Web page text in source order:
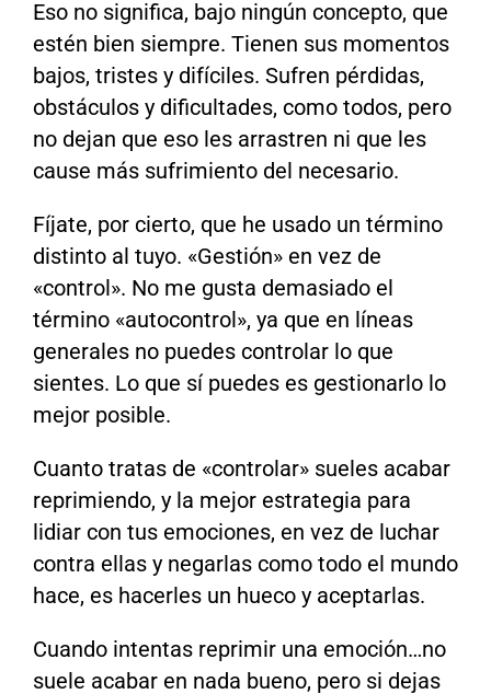
Eso no significa, bajo ningún concepto, que
estén bien siempre. Tienen sus momentos
bajos, tristes y difíciles. Sufren pérdidas,
obstáculos y dificultades, como todos, pero
no dejan que eso les arrastren ni que les
cause más sufrimiento del necesario.
Fíjate, por cierto, que he usado un término
distinto al tuyo. «Gestión» en vez de
«control». No me gusta demasiado el
término «autocontrol», ya que en líneas
generales no puedes controlar lo que
sientes. Lo que sí puedes es gestionarlo lo
mejor posible.
Cuanto tratas de «controlar» sueles acabar
reprimiendo, y la mejor estrategia para
lidiar con tus emociones, en vez de luchar
contra ellas y negarlas como todo el mundo
hace, es hacerles un hueco y aceptarlas.
Cuando intentas reprimir una emoción…no
suele acabar en nada bueno, pero si dejas